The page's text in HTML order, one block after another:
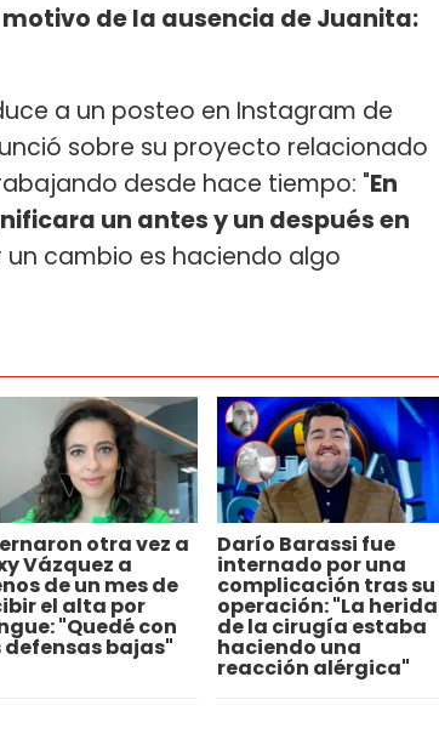
motivo de la ausencia de Juanita:
a un posteo en Instagram de
sobre su proyecto relacionado
desde hace tiempo: "En
un antes y un después en
cambio es haciendo algo
otra vez a
Vázquez a
de un mes de
el alta por
"Quedé con
defensas bajas"
Darío Barassi fue
internado por una
complicación tras su
operación: "La herida
de la cirugía estaba
haciendo una
reacción alérgica"